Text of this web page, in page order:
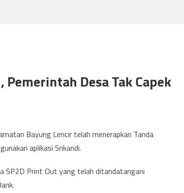
Desa Tak Capek
Bayung Lencir telah menerapkan Tanda
aplikasi Srikandi.
SP2D Print Out yang telah ditandatangani